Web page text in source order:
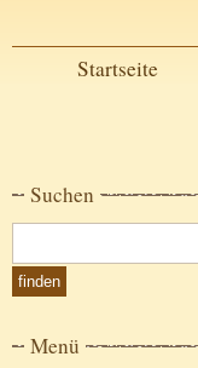
Startseite
Suchen
Menü